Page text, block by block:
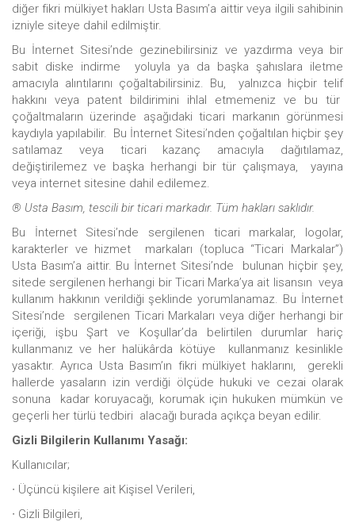
diğer fikri mülkiyet hakları Usta Basım’a aittir veya ilgili sahibinin
izniyle siteye dahil edilmiştir.
Bu İnternet Sitesi’nde gezinebilirsiniz ve yazdırma veya bir
sabit diske indirme yoluyla ya da başka şahıslara iletme
amacıyla alıntılarını çoğaltabilirsiniz. Bu, yalnızca hiçbir telif
hakkını veya patent bildirimini ihlal etmemeniz ve bu tür
çoğaltmaların üzerinde aşağıdaki ticari markanın görünmesi
kaydıyla yapılabilir. Bu İnternet Sitesi’nden çoğaltılan hiçbir şey
satılamaz veya ticari kazanç amacıyla dağıtılamaz,
değiştirilemez ve başka herhangi bir tür çalışmaya, yayına
veya internet sitesine dahil edilemez.
® Usta Basım, tescili bir ticari markadır. Tüm hakları saklıdır.
Bu İnternet Sitesi’nde sergilenen ticari markalar, logolar,
karakterler ve hizmet markaları (topluca “Ticari Markalar”)
Usta Basım’a aittir. Bu İnternet Sitesi’nde bulunan hiçbir şey,
sitede sergilenen herhangi bir Ticari Marka’ya ait lisansın veya
kullanım hakkının verildiği şeklinde yorumlanamaz. Bu İnternet
Sitesi’nde sergilenen Ticari Markaları veya diğer herhangi bir
içeriği, işbu Şart ve Koşullar’da belirtilen durumlar hariç
kullanmanız ve her halükârda kötüye kullanmanız kesinlikle
yasaktır. Ayrıca Usta Basım’ın fikri mülkiyet haklarını, gerekli
hallerde yasaların izin verdiği ölçüde hukuki ve cezai olarak
sonuna kadar koruyacağı, korumak için hukuken mümkün ve
geçerli her türlü tedbiri alacağı burada açıkça beyan edilir.
Gizli Bilgilerin Kullanımı Yasağı:
Kullanıcılar;
∙ Üçüncü kişilere ait Kişisel Verileri,
∙ Gizli Bilgileri,